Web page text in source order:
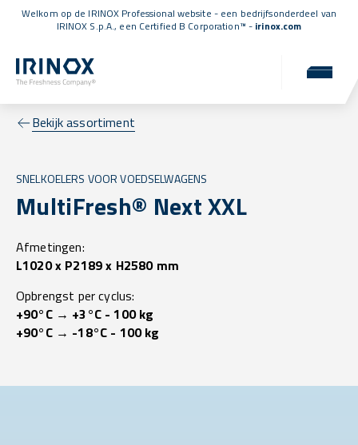
Welkom op de IRINOX Professional website - een bedrijfsonderdeel van
IRINOX S.p.A., een Certified B Corporation™ - irinox.com
Bekijk assortiment
SNELKOELERS VOOR VOEDSELWAGENS
MultiFresh® Next XXL
Afmetingen:
L1020 x P2189 x H2580 mm
Opbrengst per cyclus:
+90°C → +3°C - 100 kg
+90°C → -18°C - 100 kg